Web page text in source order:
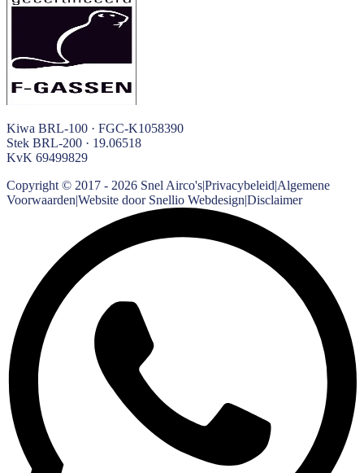
Kiwa BRL-100 · FGC-K1058390
Stek BRL-200 · 19.06518
KvK 69499829
Copyright © 2017 - 2026 Snel Airco's|Privacybeleid|Algemene
Voorwaarden|Website door Snellio Webdesign|Disclaimer